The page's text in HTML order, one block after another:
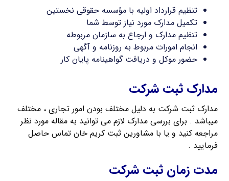
تنظیم قرارداد اولیه با مؤسسه حقوقی نخستین
تکمیل مدارک مورد نیاز توسط شما
تنظیم مدارک و ارجاع به سازمان مربوطه
انجام امورات مربوط به روزنامه و آگهی
حضور موکل و دریافت گواهینامه پایان کار
مدارک ثبت شرکت
مدارک ثبت شرکت به دلیل مختلف بودن امور تجاری ، مختلف
میباشد . برای بررسی مدارک لازم می توانید به مقاله مورد نظر
مراجعه کنید و یا با مشاورین ثبت کریم خان تماس حاصل
فرمایید .
مدت زمان ثبت شرکت